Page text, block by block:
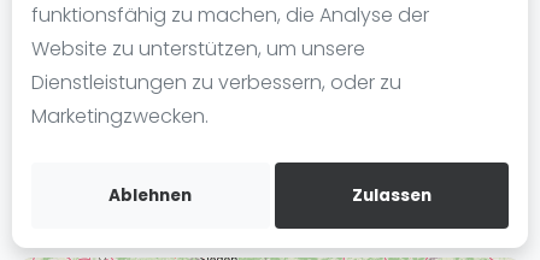
funktionsfähig zu machen, die Analyse der
Website zu unterstützen, um unsere
Dienstleistungen zu verbessern, oder zu
Marketingzwecken.
Ablehnen Zulassen
Die Geschichte von Padel
Regeln und Punktzählung
Padel Schläge
Video
maba! Padel Mannheim | Mannheim
Christian-Friedrich-Schwan-Straße 5-7
68167Mannheim
Routebeschrijving